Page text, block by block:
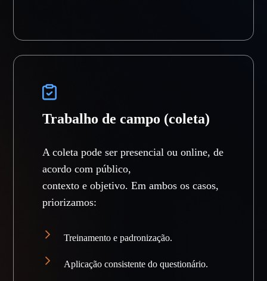
Trabalho de campo (coleta)
A coleta pode ser presencial ou online, de
acordo com público,
contexto e objetivo. Em ambos os casos,
priorizamos:
Treinamento e padronização.
Aplicação consistente do questionário.